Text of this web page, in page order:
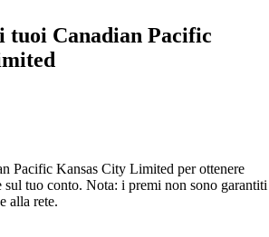
tuoi Canadian Pacific
Pacific Kansas City Limited per ottenere
sul tuo conto. Nota: i premi non sono garantiti
alla rete.